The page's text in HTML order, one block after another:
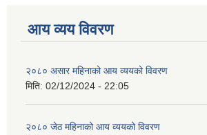
आय व्यय विवरण
२०८० असार महिनाको आय व्ययको विवरण
मिति: 02/12/2024 - 22:05
२०८० जेठ महिनाको आय व्ययको विवरण